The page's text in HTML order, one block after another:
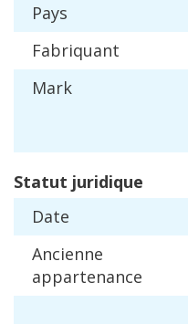
Pays
Fabriquant
Mark
Statut juridique
Date
Ancienne
appartenance